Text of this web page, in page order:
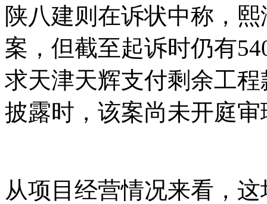
陕八建则在诉状中称，
案，但截至起诉时仍有
求天津天辉支付剩余工
披露时，该案尚未开庭审
从项目经营情况来看，